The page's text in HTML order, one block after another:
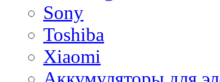
Sony
Toshiba
Xiaomi